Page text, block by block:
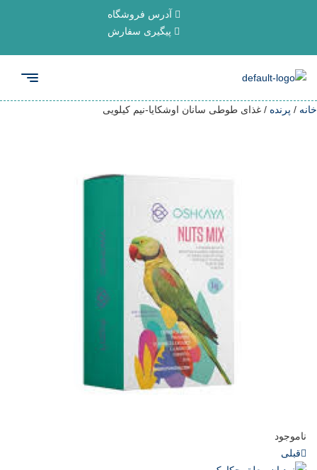
آدرس فروشگاه
پیگیری سفارش
خانه / پرنده / غذای طوطی سانان اوشکایا-نیم کیلویی
ناموجود
قبلی